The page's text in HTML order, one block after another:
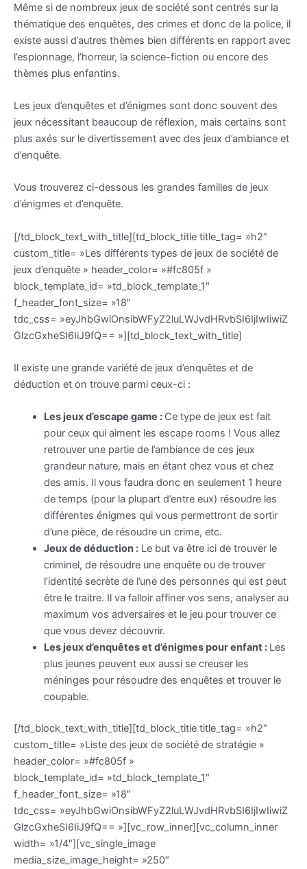
Même si de nombreux jeux de société sont centrés sur la
thématique des enquêtes, des crimes et donc de la police, il
existe aussi d’autres thèmes bien différents en rapport avec
l’espionnage, l’horreur, la science-fiction ou encore des
thèmes plus enfantins.
Les jeux d’enquêtes et d’énigmes sont donc souvent des
jeux nécessitant beaucoup de réflexion, mais certains sont
plus axés sur le divertissement avec des jeux d’ambiance et
d’enquête.
Vous trouverez ci-dessous les grandes familles de jeux
d’énigmes et d’enquête.
[/td_block_text_with_title][td_block_title title_tag= »h2″
custom_title= »Les différents types de jeux de société de
jeux d’enquête » header_color= »#fc805f »
block_template_id= »td_block_template_1″
f_header_font_size= »18″
tdc_css= »eyJhbGwiOnsibWFyZ2luLWJvdHRvbSI6IjIwIiwiZ
GlzcGxheSI6IiJ9fQ== »][td_block_text_with_title]
Il existe une grande variété de jeux d’enquêtes et de
déduction et on trouve parmi ceux-ci :
Les jeux d’escape game : Ce type de jeux est fait
pour ceux qui aiment les escape rooms ! Vous allez
retrouver une partie de l’ambiance de ces jeux
grandeur nature, mais en étant chez vous et chez
des amis. Il vous faudra donc en seulement 1 heure
de temps (pour la plupart d’entre eux) résoudre les
différentes énigmes qui vous permettront de sortir
d’une pièce, de résoudre un crime, etc.
Jeux de déduction :Le but va être ici de trouver le
criminel, de résoudre une enquête ou de trouver
l’identité secrète de l’une des personnes qui est peut
être le traitre. Il va falloir affiner vos sens, analyser au
maximum vos adversaires et le jeu pour trouver ce
que vous devez découvrir.
Les jeux d’enquêtes et d’énigmes pour enfant : Les
plus jeunes peuvent eux aussi se creuser les
méninges pour résoudre des enquêtes et trouver le
coupable.
[/td_block_text_with_title][td_block_title title_tag= »h2″
custom_title= »Liste des jeux de société de stratégie »
header_color= »#fc805f »
block_template_id= »td_block_template_1″
f_header_font_size= »18″
tdc_css= »eyJhbGwiOnsibWFyZ2luLWJvdHRvbSI6IjIwIiwiZ
GlzcGxheSI6IiJ9fQ== »][vc_row_inner][vc_column_inner
width= »1/4″][vc_single_image
media_size_image_height= »250″